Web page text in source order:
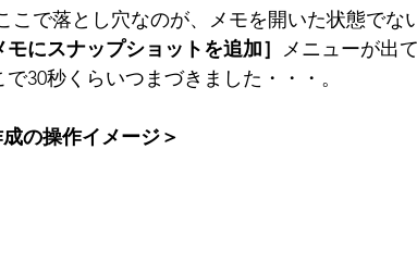
こで落とし穴なのが、メモを開いた状態でな
モにスナップショットを追加］ メニューが出
で30秒くらいつまづきました・・・。
の操作イメージ＞